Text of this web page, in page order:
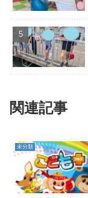
関連記事
未分類